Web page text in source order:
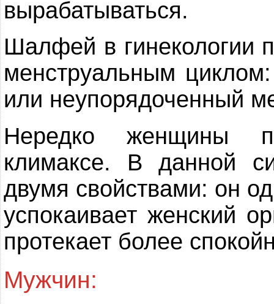
вырабатываться.
Шалфей в гинекологии
менструальным
или неупорядоченный
Нередко женщины
климаксе. В данной
двумя свойствами: он
успокаивает женский
протекает более
Мужчин: